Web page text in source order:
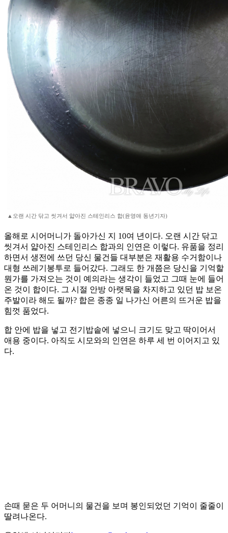
▲오랜 시간 닦고 씻겨서 얇아진 스테인리스 합(윤영애 동년기자)
올해로 시어머니가 돌아가신 지 10여 년이다. 오랜 시간 닦고
씻겨서 얇아진 스테인리스 합과의 인연은 이렇다. 유품을 정리
하면서 생전에 쓰던 당신 물건들 대부분은 재활용 수거함이나
대형 쓰레기봉투로 들어갔다. 그래도 한 개쯤은 당신을 기억할
뭔가를 가져오는 것이 예의라는 생각이 들었고 그때 눈에 들어
온 것이 합이다. 그 시절 안방 아랫목을 차지하고 있던 밥 보온
주발이라 해도 될까? 합은 종종 일 나가신 어른의 뜨거운 밥을
힘껏 품었다.
합 안에 밥을 넣고 전기밥솥에 넣으니 크기도 맞고 딱이어서
애용 중이다. 아직도 시모와의 인연은 하루 세 번 이어지고 있
다.
손때 묻은 두 어머니의 물건을 보며 봉인되었던 기억이 줄줄이
딸려나온다.